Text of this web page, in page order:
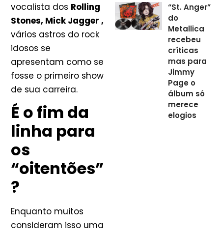
vocalista dos Rolling
Stones, Mick Jagger ,
vários astros do rock
idosos se
apresentam como se
fosse o primeiro show
de sua carreira.
É o fim da
linha para
os
“oitentões”
?
Enquanto muitos
consideram isso uma
“St. Anger”
do
Metallica
recebeu
críticas
mas para
Jimmy
Page o
álbum só
merece
elogios